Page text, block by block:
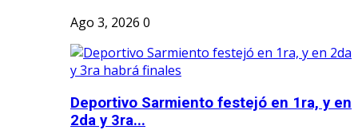
Ago 3, 2026 0
Deportivo Sarmiento festejó en 1ra, y en
2da y 3ra...